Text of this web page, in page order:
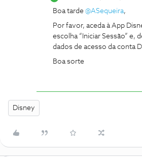
Boa tarde @ASequeira,
Por favor, aceda à App
escolha “Iniciar Sessão” e,
dados de acesso da conta
Boa sorte
Disney